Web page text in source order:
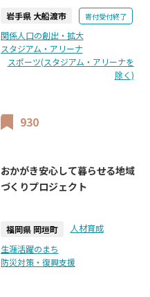
岩手県 大船渡市 寄付受付終了
関係人口の創出・拡大
スタジアム・アリーナ
スポーツ(スタジアム・アリーナを
除く)
930
おかがき安心して暮らせる地域
づくりプロジェクト
福岡県 岡垣町
人材育成
生涯活躍のまち
防災対策・復興支援